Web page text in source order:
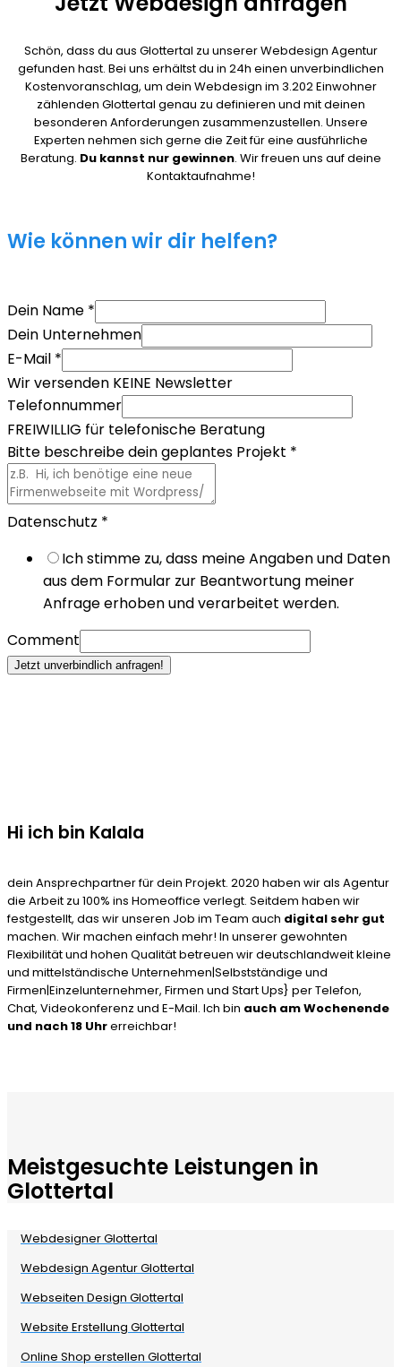
Schön, dass du aus Glottertal zu unserer Webdesign Agentur
gefunden hast. Bei uns erhältst du in 24h einen unverbindlichen
Kostenvoranschlag, um dein Webdesign im 3.202 Einwohner
zählenden Glottertal genau zu definieren und mit deinen
besonderen Anforderungen zusammenzustellen. Unsere
Experten nehmen sich gerne die Zeit für eine ausführliche
Beratung. Du kannst nur gewinnen. Wir freuen uns auf deine
Kontaktaufnahme!
Wie können wir dir helfen?
Dein Name *
Dein Unternehmen
E-Mail *
Wir versenden KEINE Newsletter
Telefonnummer
FREIWILLIG für telefonische Beratung
Bitte beschreibe dein geplantes Projekt *
Datenschutz *
Ich stimme zu, dass meine Angaben und Daten
aus dem Formular zur Beantwortung meiner
Anfrage erhoben und verarbeitet werden.
Comment
Jetzt unverbindlich anfragen!
Hi ich bin Kalala
dein Ansprechpartner für dein Projekt. 2020 haben wir als Agentur
die Arbeit zu 100% ins Homeoffice verlegt. Seitdem haben wir
festgestellt, das wir unseren Job im Team auch digital sehr gut
machen. Wir machen einfach mehr! In unserer gewohnten
Flexibilität und hohen Qualität betreuen wir deutschlandweit kleine
und mittelständische Unternehmen|Selbstständige und
Firmen|Einzelunternehmer, Firmen und Start Ups} per Telefon,
Chat, Videokonferenz und E-Mail. Ich bin auch am Wochenende
und nach 18 Uhrerreichbar!
Meistgesuchte Leistungen in
Glottertal
Webdesigner Glottertal
Webdesign Agentur Glottertal
Webseiten Design Glottertal
Website Erstellung Glottertal
Online Shop erstellen Glottertal